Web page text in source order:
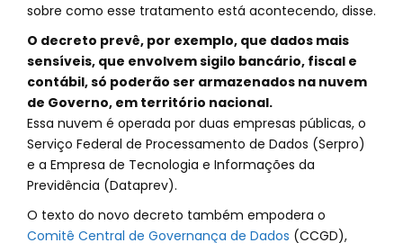
sobre como esse tratamento está acontecendo, disse.
O decreto prevê, por exemplo, que dados mais
sensíveis, que envolvem sigilo bancário, fiscal e
contábil, só poderão ser armazenados na nuvem
de Governo, em território nacional.
Essa nuvem é operada por duas empresas públicas, o
Serviço Federal de Processamento de Dados (Serpro)
e a Empresa de Tecnologia e Informações da
Previdência (Dataprev).
O texto do novo decreto também empodera o
Comitê Central de Governança de Dados (CCGD),